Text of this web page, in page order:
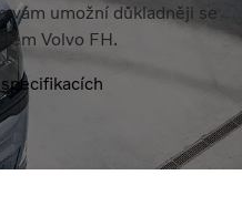
vám umožní důkladněji se
Volvo FH.